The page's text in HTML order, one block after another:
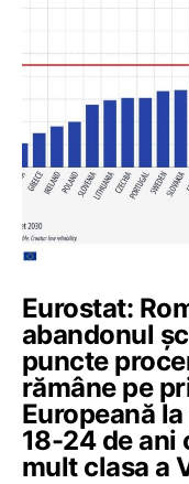
Eurostat:
abandonul
puncte
rămâne pe
Europeană
18-24 de ani
mult clasa a